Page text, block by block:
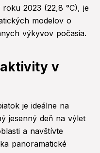
2023 (22,8 °C), je
modelov o
výkyvov počasia.
v
je ideálne na
jesenný deň na výlet
a navštívte
panoramatické